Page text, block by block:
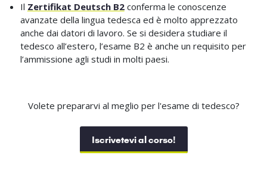
Il Zertifikat Deutsch B2conferma le conoscenze
avanzate della lingua tedesca ed è molto apprezzato
anche dai datori di lavoro. Se si desidera studiare il
tedesco all’estero, l’esame B2 è anche un requisito per
l’ammissione agli studi in molti paesi.
Volete prepararvi al meglio per l'esame di tedesco?
Iscrivetevi al corso!